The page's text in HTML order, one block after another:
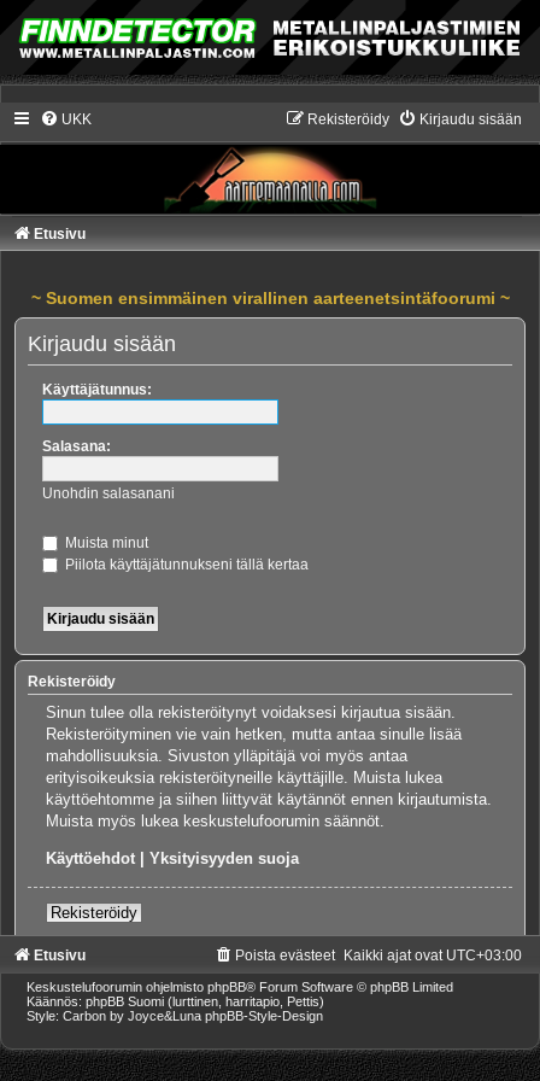
UKK Kirjaudu sisään
Rekisteröidy
Etusivu
~ Suomen ensimmäinen virallinen aarteenetsintäfoorumi ~
Kirjaudu sisään
Käyttäjätunnus:
Salasana:
Unohdin salasanani
Muista minut
Piilota käyttäjätunnukseni tällä kertaa
Rekisteröidy
Sinun tulee olla rekisteröitynyt voidaksesi kirjautua sisään.
Rekisteröityminen vie vain hetken, mutta antaa sinulle lisää
mahdollisuuksia. Sivuston ylläpitäjä voi myös antaa
erityisoikeuksia rekisteröityneille käyttäjille. Muista lukea
käyttöehtomme ja siihen liittyvät käytännöt ennen kirjautumista.
Muista myös lukea keskustelufoorumin säännöt.
Käyttöehdot| Yksityisyyden suoja
Rekisteröidy
Etusivu Kaikki ajat ovat UTC+03:00
Poista evästeet
Keskustelufoorumin ohjelmisto phpBB® Forum Software © phpBB Limited
Käännös: phpBB Suomi (lurttinen, harritapio, Pettis)
Style: Carbon by Joyce&Luna phpBB-Style-Design